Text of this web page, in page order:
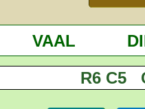
VAAL
R6 C5